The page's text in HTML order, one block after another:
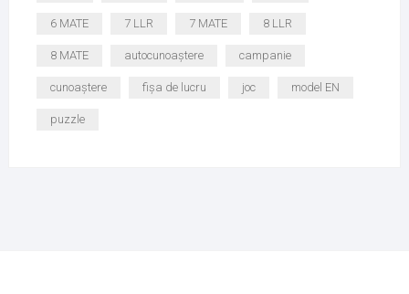
6 MATE 7 LLR 7 MATE 8 LLR
8 MATE autocunoaștere campanie
cunoaștere fișa de lucru joc model EN
puzzle